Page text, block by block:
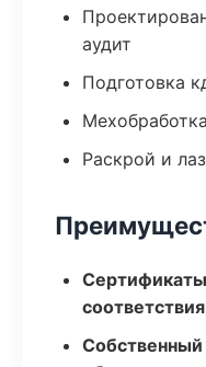
аудит
Подготовка
Раскрой и
Сертификаты
Собственный